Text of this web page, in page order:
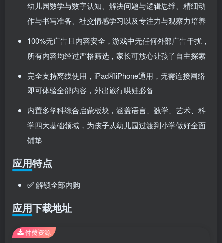
幼儿园数学与数字认知、解决问题与逻辑思维、精细动
作与书写准备、社交情感学习以及专注力与观察力培养
100%无广告且内容安全，游戏中无任何外部广告干扰，
所有内容均经过严格筛选，家长可放心让孩子自主探索
完全支持离线使用，iPad和iPhone通用，无需连接网络
即可体验全部内容，外出旅行哄娃必备
内置多学科综合启蒙板块，涵盖语言、数学、艺术、科
学四大基础领域，为孩子从幼儿园过渡到小学做好全面
铺垫
应用特点
✅解锁全部内购
应用下载地址
付费资源